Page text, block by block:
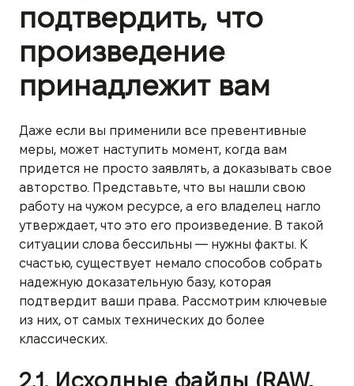
подтвердить, что
произведение
принадлежит вам
Даже если вы применили все превентивные
меры, может наступить момент, когда вам
придется не просто заявлять, а доказывать свое
авторство. Представьте, что вы нашли свою
работу на чужом ресурсе, а его владелец нагло
утверждает, что это его произведение. В такой
ситуации слова бессильны — нужны факты. К
счастью, существует немало способов собрать
надежную доказательную базу, которая
подтвердит ваши права. Рассмотрим ключевые
из них, от самых технических до более
классических.
2.1. Исходные файлы (RAW,